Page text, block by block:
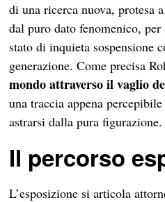
di una ricerca nuova, protesa
dal puro dato fenomenico,
stato di inquieta sospensione
generazione. Come precisa
mondo attraverso il vaglio
una traccia appena
astrarsi dalla pura figurazione.
Il percorso
L’esposizione si articola